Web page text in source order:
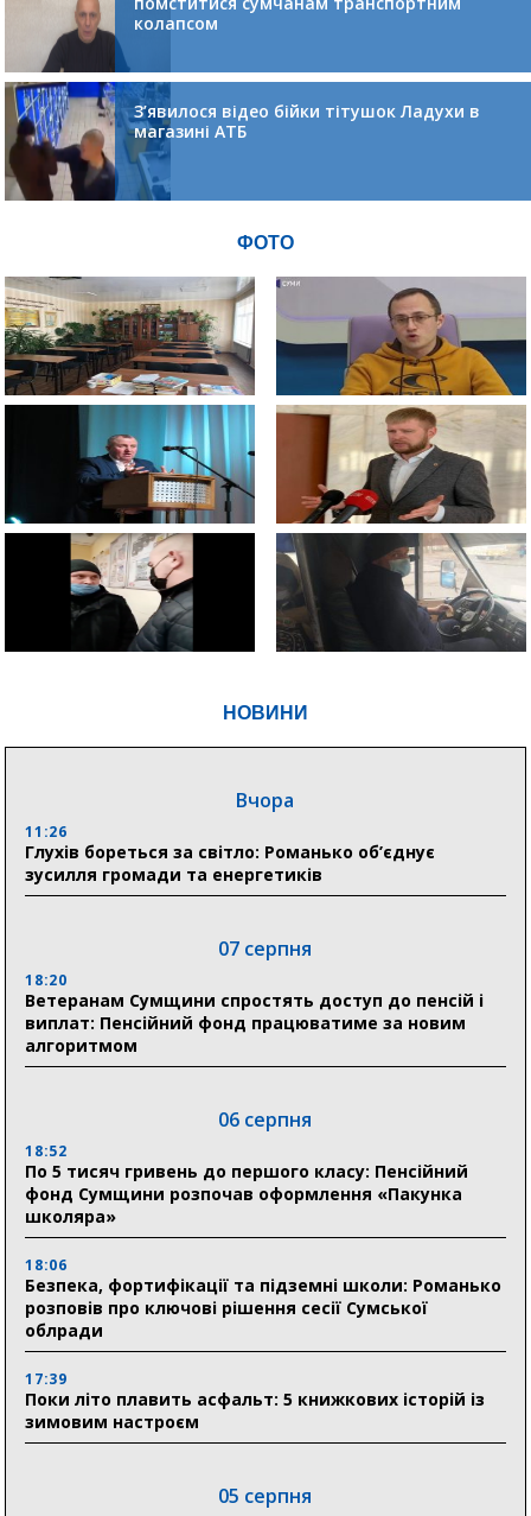
НОВИНИ
Вчора
11:26
Глухів бореться за світло: Романько об’єднує
зусилля громади та енергетиків
07 серпня
18:20
Ветеранам Сумщини спростять доступ до пенсій і
виплат: Пенсійний фонд працюватиме за новим
алгоритмом
06 серпня
18:52
По 5 тисяч гривень до першого класу: Пенсійний
фонд Сумщини розпочав оформлення «Пакунка
школяра»
18:06
Безпека, фортифікації та підземні школи: Романько
розповів про ключові рішення сесії Сумської
облради
17:39
Поки літо плавить асфальт: 5 книжкових історій із
зимовим настроєм
05 серпня
колапсом
З’явилося відео бійки тітушок Ладухи в
магазині АТБ
ФОТО